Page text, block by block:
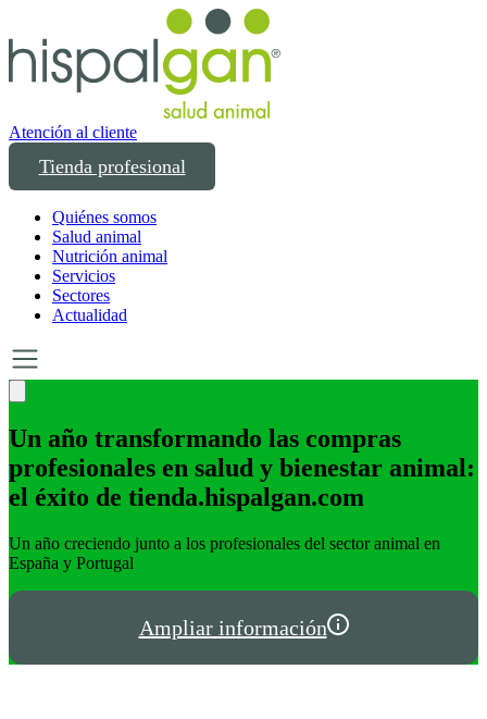
Atención al cliente
Tienda profesional
Quiénes somos
Salud animal
Nutrición animal
Servicios
Sectores
Actualidad
Un año transformando las compras
profesionales en salud y bienestar animal:
el éxito de tienda.hispalgan.com
Un año creciendo junto a los profesionales del sector animal en
España y Portugal
Ampliar información